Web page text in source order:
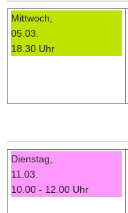
Mittwoch,
05.03.
18.30 Uhr
Dienstag,
11.03.
10.00 - 12.00 Uhr